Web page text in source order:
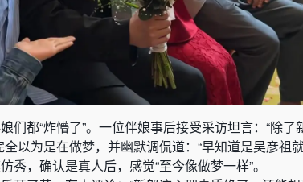
们都“炸懵了”。一位伴娘事后接受采访坦言：“除了
以为是在做梦，并幽默调侃道：“早知道是吴彦祖
，确认是真人后，感觉“至今像做梦一样”。